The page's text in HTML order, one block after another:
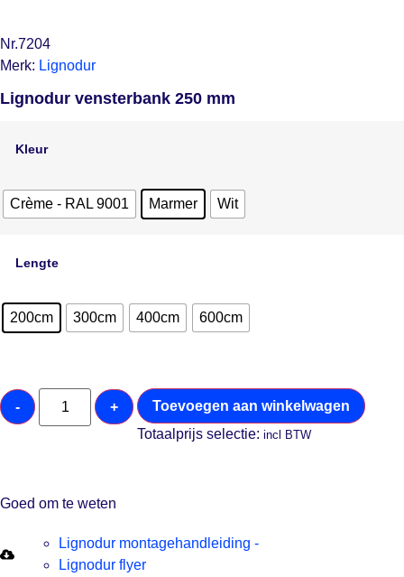
Nr.7204
Merk: Lignodur
Lignodur vensterbank 250 mm
Kleur
Crème - RAL 9001 Marmer Wit
Lengte
200cm 300cm 400cm 600cm
- +
Toevoegen aan winkelwagen
Totaalprijs selectie:incl BTW
Goed om te weten
Lignodur montagehandleiding -
Lignodur flyer